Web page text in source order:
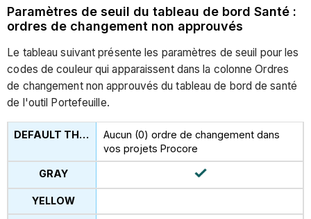
Paramètres de seuil du tableau de bord Santé :
ordres de changement non approuvés
Le tableau suivant présente les paramètres de seuil pour les
codes de couleur qui apparaissent dans la colonne Ordres
de changement non approuvés du tableau de bord de santé
de l'outil Portefeuille.
Aucun (0) ordre de changement dans
vos projets Procore